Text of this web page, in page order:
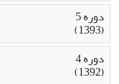
دوره 5
(1393)
دوره 4
(1392)